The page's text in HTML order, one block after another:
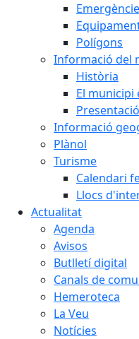
Polígons
Informació del
Història
El municipi
Informació
Plànol
Turisme
Calendari
Llocs
Actualitat
Agenda
Avisos
Butlletí digital
Canals de
Hemeroteca
La Veu
Notícies